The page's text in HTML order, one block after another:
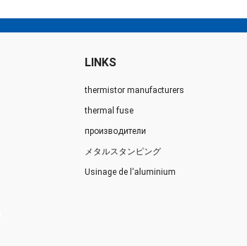
LINKS
thermistor manufacturers
thermal fuse
производители
メタルスタンピング
Usinage de l‘aluminium